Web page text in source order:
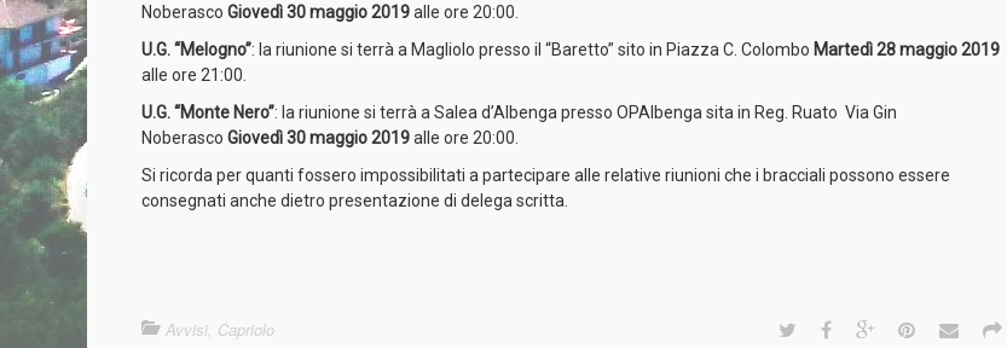
Noberasco Giovedì 30 maggio 2019alle ore 20:00.
U.G. “Melogno”: la riunione si terrà a Magliolo presso il “Baretto” sito in Piazza C. Colombo Martedì 28 maggio 2019
alle ore 21:00.
U.G. “Monte Nero”: la riunione si terrà a Salea d’Albenga presso OPAlbenga sita in Reg. Ruato Via Gin
Noberasco Giovedì 30 maggio 2019alle ore 20:00.
Si ricorda per quanti fossero impossibilitati a partecipare alle relative riunioni che i bracciali possono essere
consegnati anche dietro presentazione di delega scritta.
Avvisi Capriolo